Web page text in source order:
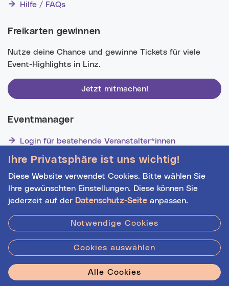
Ihre Privatsphäre ist uns wichtig!
Diese Website verwendet Cookies. Bitte wählen Sie
Ihre gewünschten Einstellungen. Diese können Sie
jederzeit auf der Datenschutz-Seite anpassen.
Notwendige Cookies
Cookies auswählen
Alle Cookies
Hilfe / FAQs
Freikarten gewinnen
Nutze deine Chance und gewinne Tickets für viele
Event-Highlights in Linz.
Jetzt mitmachen!
Eventmanager
Login für bestehende Veranstalter*innen
Veranstalter*innen!